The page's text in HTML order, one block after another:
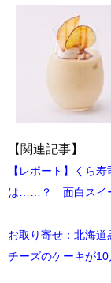
【関連記事】
【レポート】くら
は……？ 面白スイー
お取り寄せ：北海
チーズのケーキが